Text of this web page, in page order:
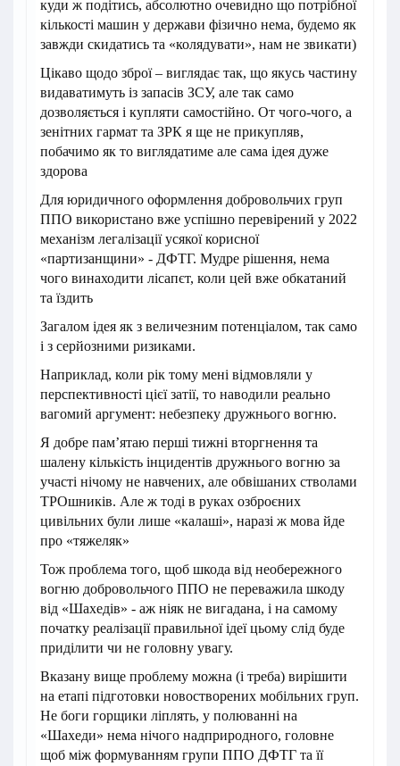
куди ж подітись, абсолютно очевидно що потрібної
кількості машин у держави фізично нема, будемо як
завжди скидатись та «колядувати», нам не звикати)
Цікаво щодо зброї – виглядає так, що якусь частину
видаватимуть із запасів ЗСУ, але так само
дозволяється і купляти самостійно. От чого-чого, а
зенітних гармат та ЗРК я ще не прикупляв,
побачимо як то виглядатиме але сама ідея дуже
здорова
Для юридичного оформлення добровольчих груп
ППО використано вже успішно перевірений у 2022
механізм легалізації усякої корисної
«партизанщини» - ДФТГ. Мудре рішення, нема
чого винаходити лісапєт, коли цей вже обкатаний
та їздить
Загалом ідея як з величезним потенціалом, так само
і з серйозними ризиками.
Наприклад, коли рік тому мені відмовляли у
перспективності цієї затії, то наводили реально
вагомий аргумент: небезпеку дружнього вогню.
Я добре пам’ятаю перші тижні вторгнення та
шалену кількість інцидентів дружнього вогню за
участі нічому не навчених, але обвішаних стволами
ТРОшників. Але ж тоді в руках озброєних
цивільних були лише «калаші», наразі ж мова йде
про «тяжеляк»
Тож проблема того, щоб шкода від необережного
вогню добровольчого ППО не переважила шкоду
від «Шахедів» - аж ніяк не вигадана, і на самому
початку реалізації правильної ідеї цьому слід буде
приділити чи не головну увагу.
Вказану вище проблему можна (і треба) вирішити
на етапі підготовки новостворених мобільних груп.
Не боги горщики ліплять, у полюванні на
«Шахеди» нема нічого надприродного, головне
щоб між формуванням групи ППО ДФТГ та її